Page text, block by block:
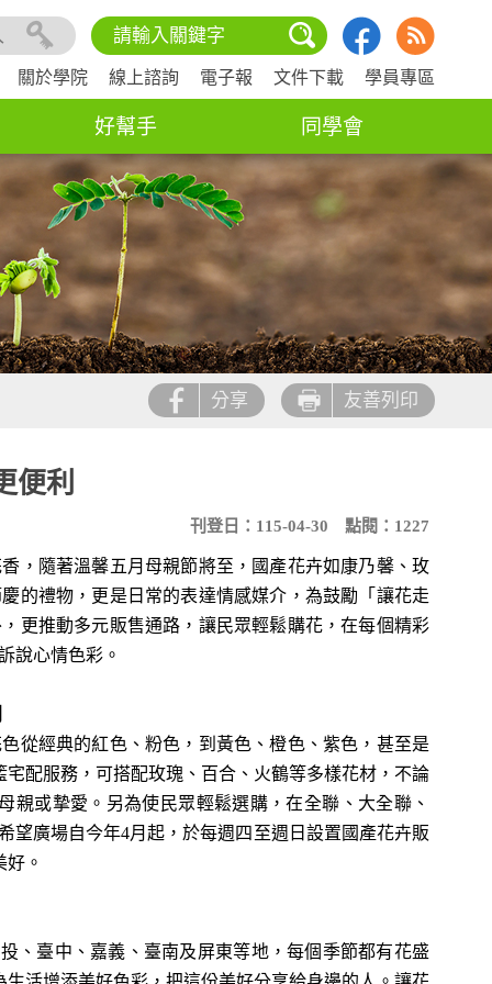
關於學院 線上諮詢 電子報 文件下載 學員專區
好幫手 同學會
友善列印
分享
便利
刊登日：115-04-30 點閱：1227
隨著溫馨五月母親節將至，國產花卉如康乃馨、玫
的禮物，更是日常的表達情感媒介，為鼓勵「讓花走
更推動多元販售通路，讓民眾輕鬆購花，在每個精彩
說心情色彩。
經典的紅色、粉色，到黃色、橙色、紫色，甚至是
配服務，可搭配玫瑰、百合、火鶴等多樣花材，不論
或摯愛。另為使民眾輕鬆選購，在全聯、大全聯、
望廣場自今年4月起，於每週四至週日設置國產花卉販
。
臺中、嘉義、臺南及屏東等地，每個季節都有花盛